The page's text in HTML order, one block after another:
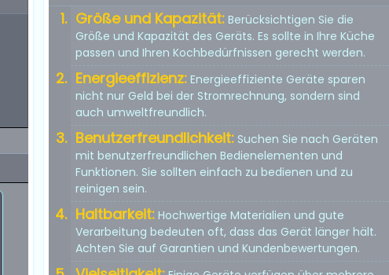
Größe und Kapazität: Berücksichtigen Sie die
Größe und Kapazität des Geräts. Es sollte in Ihre Küche
passen und Ihren Kochbedürfnissen gerecht werden.
Energieeffizienz: Energieeffiziente Geräte sparen
nicht nur Geld bei der Stromrechnung, sondern sind
auch umweltfreundlich.
Benutzerfreundlichkeit: Suchen Sie nach Geräten
mit benutzerfreundlichen Bedienelementen und
Funktionen. Sie sollten einfach zu bedienen und zu
reinigen sein.
Haltbarkeit: Hochwertige Materialien und gute
Verarbeitung bedeuten oft, dass das Gerät länger hält.
Achten Sie auf Garantien und Kundenbewertungen.